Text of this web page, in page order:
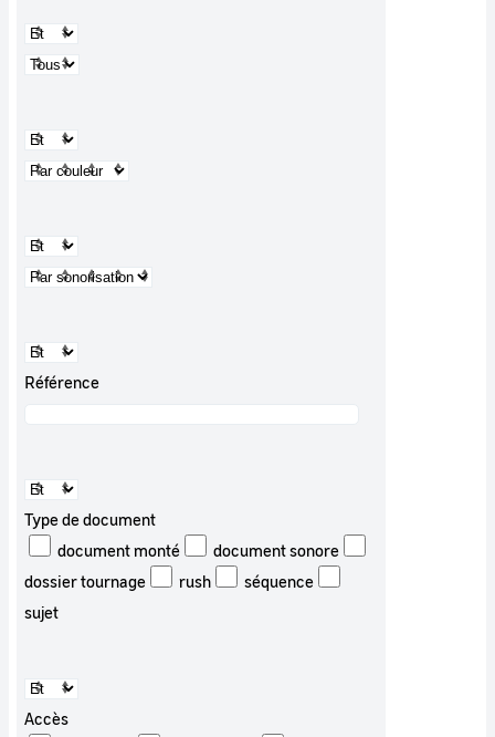
Référence
Type de document
document monté
document sonore
dossier tournage
rush
séquence
sujet
Accès